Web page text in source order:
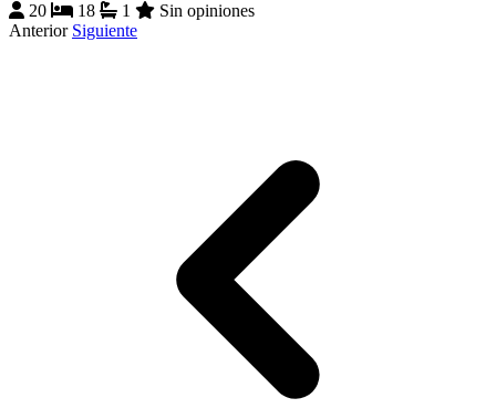
20
18 1
Sin opiniones
Anterior Siguiente